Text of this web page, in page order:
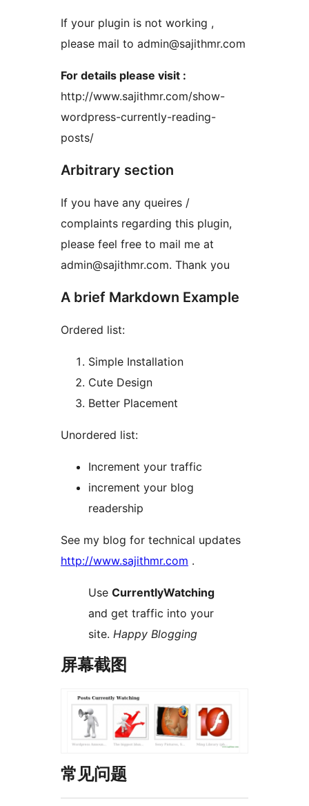
If your plugin is not working ,
please mail to admin@sajithmr.com
For details please visit :
http://www.sajithmr.com/show-
wordpress-currently-reading-
posts/
Arbitrary section
If you have any queires /
complaints regarding this plugin,
please feel free to mail me at
admin@sajithmr.com. Thank you
A brief Markdown Example
Ordered list:
Simple Installation
Cute Design
Better Placement
Unordered list:
Increment your traffic
increment your blog
readership
See my blog for technical updates
http://www.sajithmr.com .
Use CurrentlyWatching
and get traffic into your
site. Happy Blogging
屏幕截图
常见问题